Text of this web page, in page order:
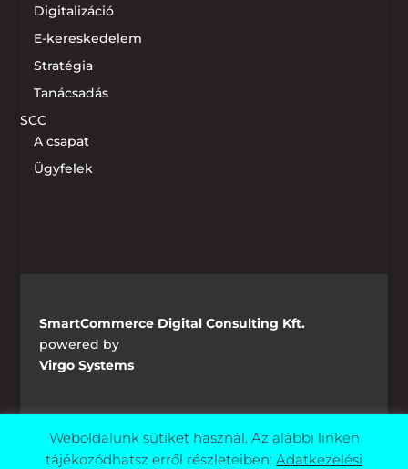
Digitalizáció
E-kereskedelem
Stratégia
Tanácsadás
SCC
A csapat
Ügyfelek
SmartCommerce Digital Consulting Kft.
powered by
Virgo Systems
Weboldalunk sütiket használ. Az alábbi linken
tájékozódhatsz erről részleteiben: Adatkezelési